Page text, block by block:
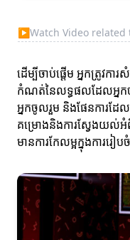
▶Watch Video related
ដើម្បីចាប់ផ្តើម អ្នកត្រូវ
កំណត់នៃលទ្ធផលដែលអ្នក
អ្នកចូលរួម និងផែនការដែល
គម្រោងនិងការស្វែងយល់អំ
មានការកែលម្អក្នុងការរ